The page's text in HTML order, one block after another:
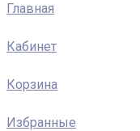
Главная
Кабинет
Корзина
Избранные